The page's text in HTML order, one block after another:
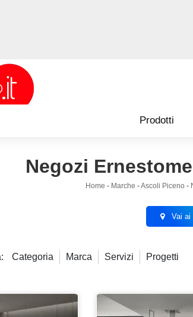
Prodotti
Negozi
Home - Marche -Ascoli Piceno -
Vai ai
Categoria Marca Servizi Progetti